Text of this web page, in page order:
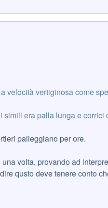
velocità vertiginosa come
era palla lunga e corrici
palleggiano per ore.
volta, provando ad
qusto deve tenere conto